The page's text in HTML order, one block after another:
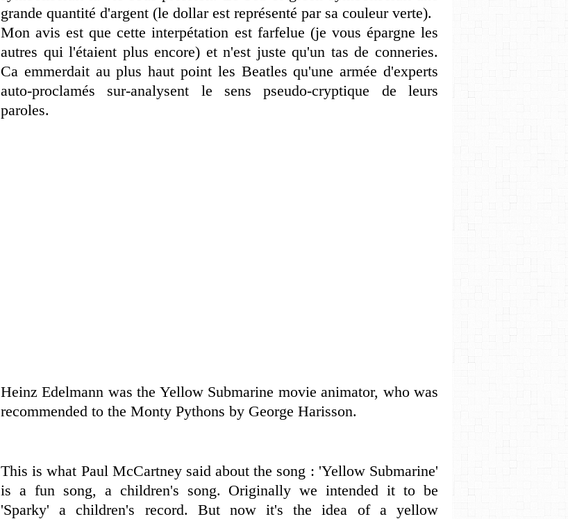
grande quantité d'argent (le dollar est représenté par sa couleur verte).
Mon avis est que cette interpétation est farfelue (je vous épargne les
autres qui l'étaient plus encore) et n'est juste qu'un tas de conneries.
Ca emmerdait au plus haut point les Beatles qu'une armée d'experts
auto-proclamés sur-analysent le sens pseudo-cryptique de leurs
paroles.
Heinz Edelmann was the Yellow Submarine movie animator, who was
recommended to the Monty Pythons by George Harisson.
This is what Paul McCartney said about the song : 'Yellow Submarine'
is a fun song, a children's song. Originally we intended it to be
'Sparky' a children's record. But now it's the idea of a yellow